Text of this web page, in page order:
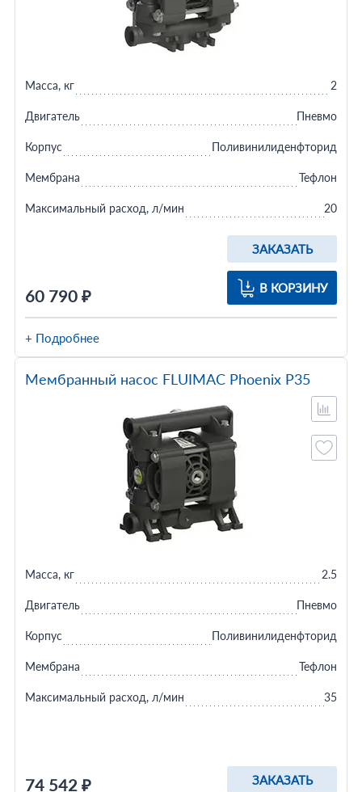
60 790 ₽
ЗАКАЗАТЬ
В КОРЗИНУ
Масса, кг 2
Двигатель Пневмо
Корпус Поливинилиденфторид
Мембрана Тефлон
Максимальный расход, л/мин 20
+ Подробнее
Мембранный насос FLUIMAC Phoenix P35
74 542 ₽ ЗАКАЗАТЬ
Масса, кг 2.5
Двигатель Пневмо
Корпус Поливинилиденфторид
Мембрана Тефлон
Максимальный расход, л/мин 35